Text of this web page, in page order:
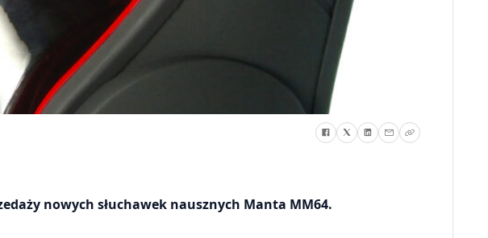
nowych słuchawek nausznych Manta MM64.